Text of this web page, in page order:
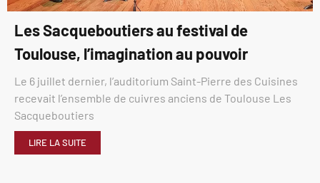
Les Sacqueboutiers au festival de
Toulouse, l’imagination au pouvoir
Le 6 juillet dernier, l’auditorium Saint-Pierre des Cuisines
recevait l’ensemble de cuivres anciens de Toulouse Les
Sacqueboutiers
LIRE LA SUITE